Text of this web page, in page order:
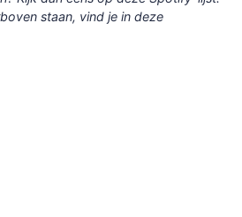
staan, vind je in deze